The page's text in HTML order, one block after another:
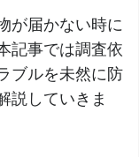
が届かない時に
記事では調査依
ブルを未然に防
説していきま